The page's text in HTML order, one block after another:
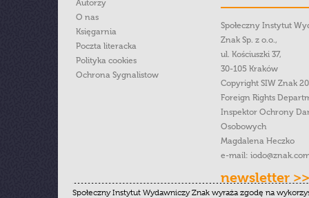
Autorzy
O nas
Księgarnia
Poczta literacka
Polityka cookies
Ochrona Sygnalistow
Społeczny Instytut
Znak Sp. z o.o.,
ul. Kościuszki 37,
30-105 Kraków
Copyright SIW Znak
Foreign Rights
Inspektor Ochrony
Osobowych
Magdalena Heczko
e-mail:
newsletter >>
Społeczny Instytut Wydawniczy Znak wyraża zgodę na